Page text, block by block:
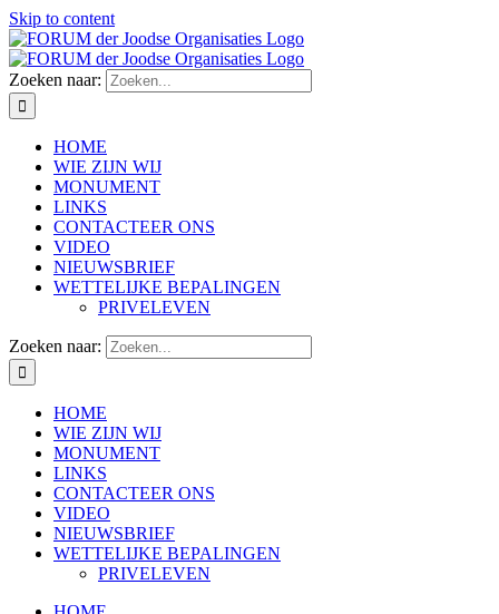
Skip to content
Zoeken naar:
HOME
WIE ZIJN WIJ
MONUMENT
LINKS
CONTACTEER ONS
VIDEO
NIEUWSBRIEF
WETTELIJKE BEPALINGEN
PRIVELEVEN
Zoeken naar:
HOME
WIE ZIJN WIJ
MONUMENT
LINKS
CONTACTEER ONS
VIDEO
NIEUWSBRIEF
WETTELIJKE BEPALINGEN
PRIVELEVEN